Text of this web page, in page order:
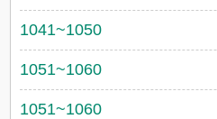
1041~1050
1051~1060
1051~1060